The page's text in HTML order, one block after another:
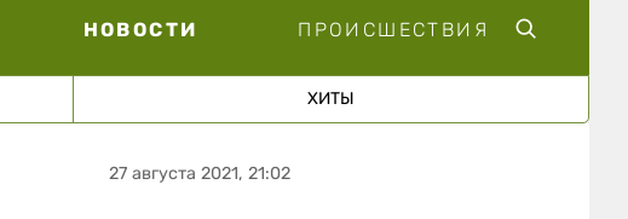
НОВОСТИ ПРОИСШЕСТВИЯ
ХИТЫ
27 августа 2021, 21:02